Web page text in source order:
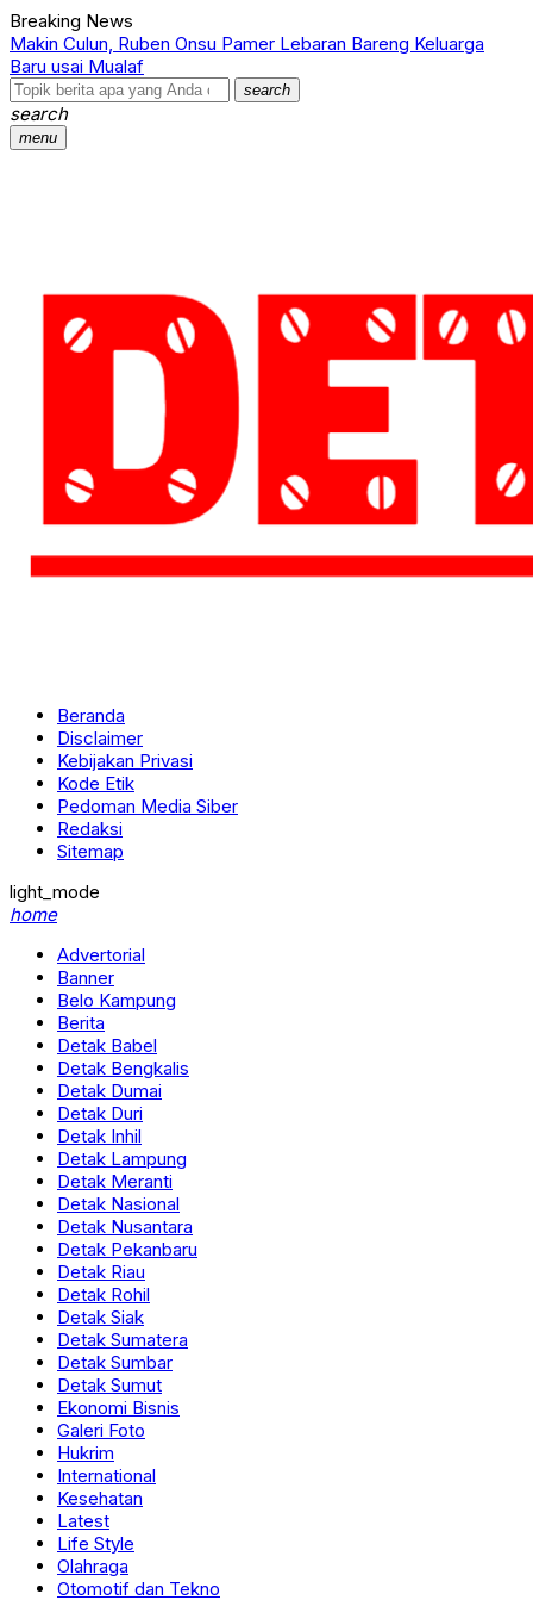
Breaking News
Makin Culun, Ruben Onsu Pamer Lebaran Bareng Keluarga
Baru usai Mualaf
search
search
menu
Beranda
Disclaimer
Kebijakan Privasi
Kode Etik
Pedoman Media Siber
Redaksi
Sitemap
light_mode
home
Advertorial
Banner
Belo Kampung
Berita
Detak Babel
Detak Bengkalis
Detak Dumai
Detak Duri
Detak Inhil
Detak Lampung
Detak Meranti
Detak Nasional
Detak Nusantara
Detak Pekanbaru
Detak Riau
Detak Rohil
Detak Siak
Detak Sumatera
Detak Sumbar
Detak Sumut
Ekonomi Bisnis
Galeri Foto
Hukrim
International
Kesehatan
Latest
Life Style
Olahraga
Otomotif dan Tekno